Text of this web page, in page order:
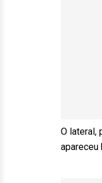
O lateral,
apareceu